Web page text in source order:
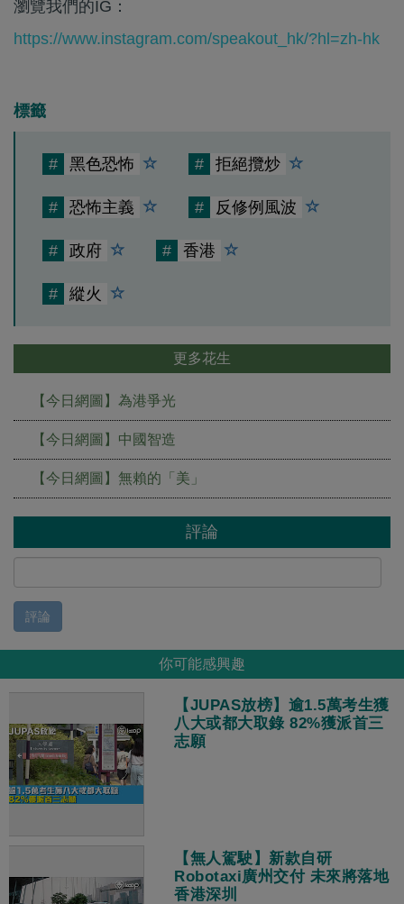
瀏覽我們的IG：
https://www.instagram.com/speakout_hk/?hl=zh-hk
標籤
# 黑色恐怖 # 拒絕攬炒
# 恐怖主義 # 反修例風波
# 政府 # 香港
# 縱火
更多花生
【今日網圖】為港爭光
【今日網圖】中國智造
【今日網圖】無賴的「美」
評論
評論
你可能感興趣
【JUPAS放榜】逾1.5萬考生獲
八大或都大取錄 82%獲派首三
志願
【無人駕駛】新款自研
Robotaxi廣州交付 未來將落地
香港深圳